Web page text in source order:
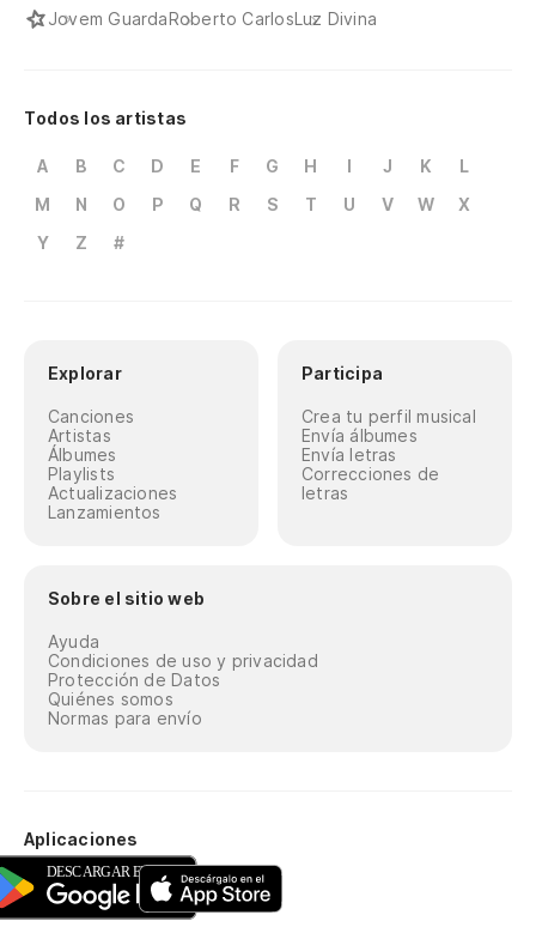
Jovem GuardaRoberto CarlosLuz Divina
Todos los artistas
A B C D E F G H I J K
L
M
N O P Q R S T U V W
X
Y
Z #
Explorar
Canciones
Artistas
Álbumes
Playlists
Actualizaciones
Lanzamientos
Participa
Crea tu perfil musical
Envía álbumes
Envía letras
Correcciones de
letras
Sobre el sitio web
Ayuda
Condiciones de uso y privacidad
Protección de Datos
Quiénes somos
Normas para envío
Aplicaciones